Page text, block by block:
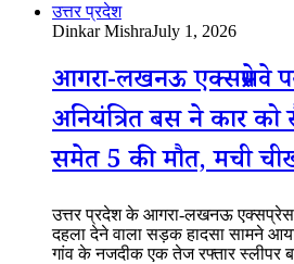
उत्तर प्रदेश
Dinkar MishraJuly 1, 2026
आगरा-लखनऊ एक्सप्रेसवे
अनियंत्रित बस ने कार को
समेत 5 की मौत, मची
उत्तर प्रदेश के आगरा-लखनऊ
दहला देने वाला सड़क हादसा सामने
गांव के नजदीक एक तेज रफ्तार स्लीपर